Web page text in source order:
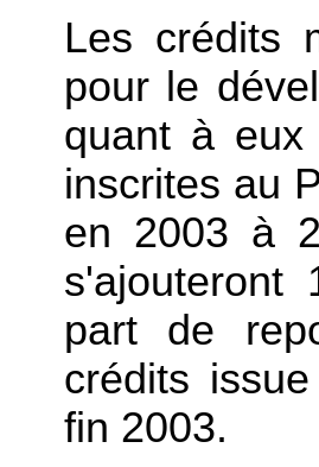
Les crédits
pour le
quant à
inscrites au
en 2003 à
s'ajouteront
part de
crédits
fin 2003.